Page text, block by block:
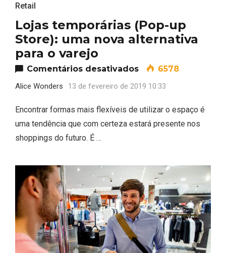
Retail
Lojas temporárias (Pop-up
Store): uma nova alternativa
para o varejo
Comentários desativadosem Lojas
6578
Alice Wonders 13 de fevereiro de 2019 10:33
Encontrar formas mais flexíveis de utilizar o espaço é
uma tendência que com certeza estará presente nos
shoppings do futuro. É …